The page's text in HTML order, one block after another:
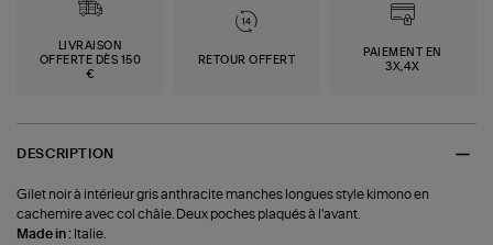
LIVRAISON
OFFERTE DÈS 150
€
RETOUR OFFERT
PAIEMENT EN
3X,4X
DESCRIPTION
Gilet noir à intérieur gris anthracite manches longues style kimono en
cachemire avec col châle. Deux poches plaqués à l'avant.
Made in : Italie.